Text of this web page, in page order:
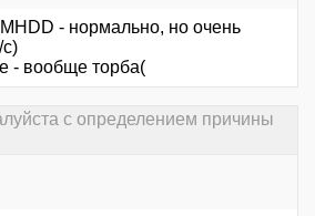
MHDD - нормально, но очень
- вообще торба(
с определением причины